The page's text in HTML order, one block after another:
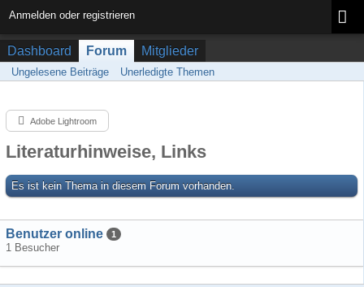
Anmelden oder registrieren
Dashboard Forum Mitglieder
Ungelesene Beiträge Unerledigte Themen
Adobe Lightroom
Literaturhinweise, Links
Es ist kein Thema in diesem Forum vorhanden.
Benutzer online 1
1 Besucher